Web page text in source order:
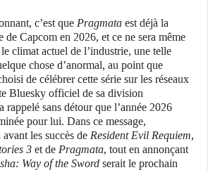
c’est que Pragmata est déjà la
de Capcom en 2026, et ce ne sera même
climat actuel de l’industrie, une telle
chose d’anormal, au point que
de célébrer cette série sur les réseaux
Bluesky officiel de sa division
rappelé sans détour que l’année 2026
pour lui. Dans ce message,
les succès de Resident Evil Requiem,
3 et de Pragmata, tout en annonçant
Way of the Sword serait le prochain